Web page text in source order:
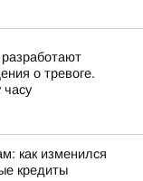
о тревоге.
часу
как изменился
кредиты